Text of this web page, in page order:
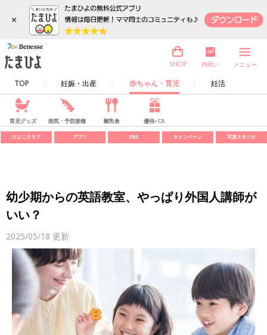
×
TOP 妊娠・出産 赤ちゃん・育児 妊活
SHOP 内祝い メニュー
育児グッズ 病気・予防接種 離乳食 優待パス
ひよこクラブ アプリ SNS キャンペーン 写真スタジオ
幼少期からの英語教室、やっぱり外国人講師が
いい？
2025/05/18 更新